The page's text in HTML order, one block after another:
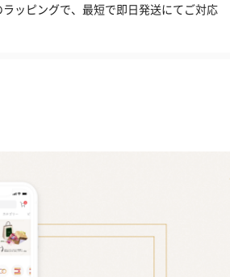
ッピングで、最短で即日発送にてご対応